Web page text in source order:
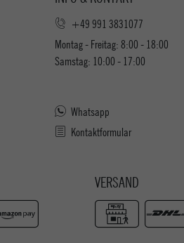
+49 991 3831077
Montag - Freitag: 8:00 - 18:00
Samstag: 10:00 - 17:00
Whatsapp
Kontaktformular
VERSAND